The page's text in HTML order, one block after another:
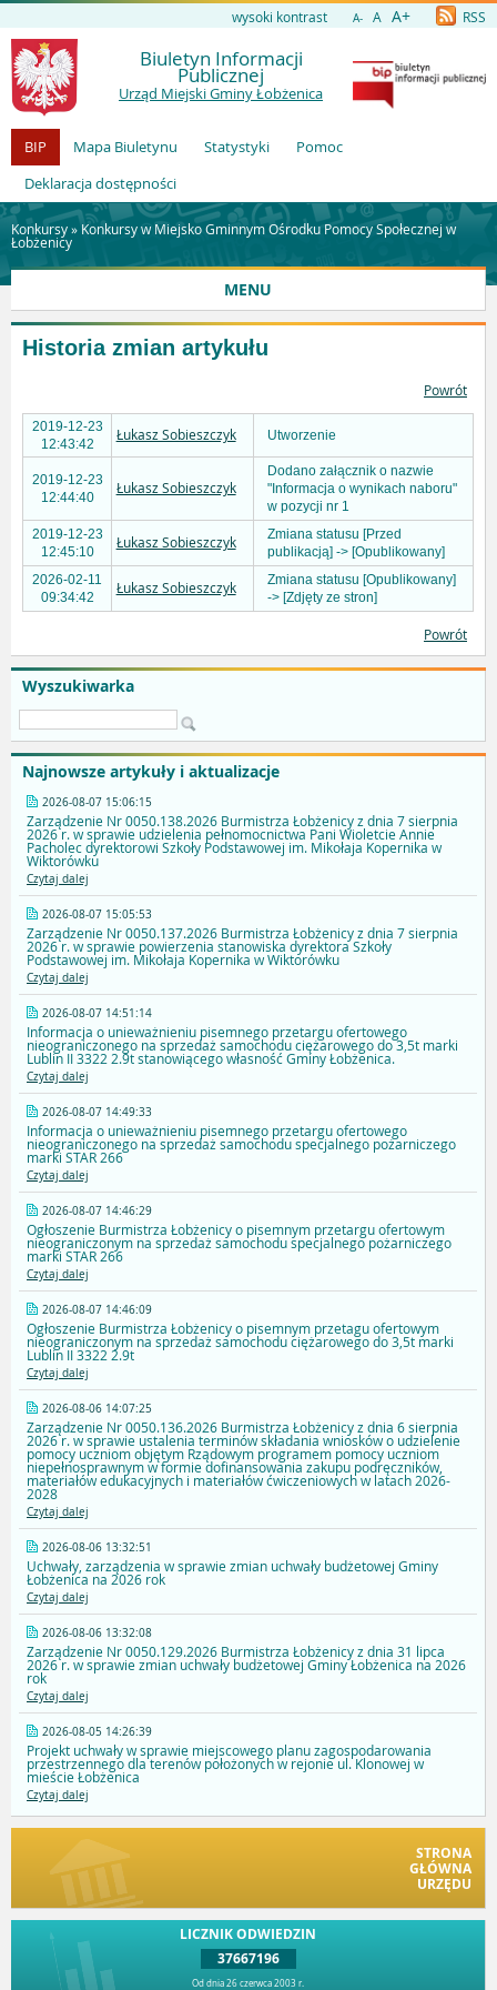
wysoki kontrast A- A A+ RSS
Biuletyn Informacji
Publicznej
Urząd Miejski Gminy Łobżenica
BIP Mapa Biuletynu Statystyki
Pomoc
Deklaracja dostępności
Konkursy » Konkursy w Miejsko Gminnym Ośrodku Pomocy Społecznej w
Łobżenicy
MENU
Wyszukiwarka
Najnowsze artykuły i aktualizacje
2026-08-07 15:06:15
Zarządzenie Nr 0050.138.2026 Burmistrza Łobżenicy z dnia 7 sierpnia
2026 r. w sprawie udzielenia pełnomocnictwa Pani Wioletcie Annie
Pacholec dyrektorowi Szkoły Podstawowej im. Mikołaja Kopernika w
Wiktorówku
Czytaj dalej
2026-08-07 15:05:53
Zarządzenie Nr 0050.137.2026 Burmistrza Łobżenicy z dnia 7 sierpnia
2026 r. w sprawie powierzenia stanowiska dyrektora Szkoły
Podstawowej im. Mikołaja Kopernika w Wiktorówku
Czytaj dalej
2026-08-07 14:51:14
Informacja o unieważnieniu pisemnego przetargu ofertowego
nieograniczonego na sprzedaż samochodu ciężarowego do 3,5t marki
Lublin II 3322 2.9t stanowiącego własność Gminy Łobżenica.
Czytaj dalej
2026-08-07 14:49:33
Informacja o unieważnieniu pisemnego przetargu ofertowego
nieograniczonego na sprzedaż samochodu specjalnego pożarniczego
marki STAR 266
Czytaj dalej
2026-08-07 14:46:29
Ogłoszenie Burmistrza Łobżenicy o pisemnym przetargu ofertowym
nieograniczonym na sprzedaż samochodu specjalnego pożarniczego
marki STAR 266
Czytaj dalej
2026-08-07 14:46:09
Ogłoszenie Burmistrza Łobżenicy o pisemnym przetagu ofertowym
nieograniczonym na sprzedaż samochodu ciężarowego do 3,5t marki
Lublin II 3322 2.9t
Czytaj dalej
2026-08-06 14:07:25
Zarządzenie Nr 0050.136.2026 Burmistrza Łobżenicy z dnia 6 sierpnia
2026 r. w sprawie ustalenia terminów składania wniosków o udzielenie
pomocy uczniom objętym Rządowym programem pomocy uczniom
niepełnosprawnym w formie dofinansowania zakupu podręczników,
materiałów edukacyjnych i materiałów ćwiczeniowych w latach 2026-
2028
Czytaj dalej
2026-08-06 13:32:51
Uchwały, zarządzenia w sprawie zmian uchwały budżetowej Gminy
Łobżenica na 2026 rok
Czytaj dalej
2026-08-06 13:32:08
Zarządzenie Nr 0050.129.2026 Burmistrza Łobżenicy z dnia 31 lipca
2026 r. w sprawie zmian uchwały budżetowej Gminy Łobżenica na 2026
rok
Czytaj dalej
2026-08-05 14:26:39
Projekt uchwały w sprawie miejscowego planu zagospodarowania
przestrzennego dla terenów położonych w rejonie ul. Klonowej w
mieście Łobżenica
Czytaj dalej
STRONA
GŁÓWNA
URZĘDU
LICZNIK ODWIEDZIN
37667196
Od dnia 26 czerwca 2003 r.
Historia zmian artykułu
Powrót
2019-12-23
12:43:42
Łukasz Sobieszczyk Utworzenie
2019-12-23
12:44:40
Łukasz Sobieszczyk
Dodano załącznik o nazwie
"Informacja o wynikach naboru"
w pozycji nr 1
2019-12-23
12:45:10
Łukasz Sobieszczyk
Zmiana statusu [Przed
publikacją] -> [Opublikowany]
2026-02-11
09:34:42
Łukasz Sobieszczyk
Zmiana statusu [Opublikowany]
-> [Zdjęty ze stron]
Powrót